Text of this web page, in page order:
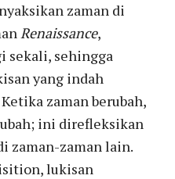
zaman di
Renaissance,
sekali, sehingga
yang indah
zaman berubah,
ini direfleksikan
zaman-zaman lain.
lukisan